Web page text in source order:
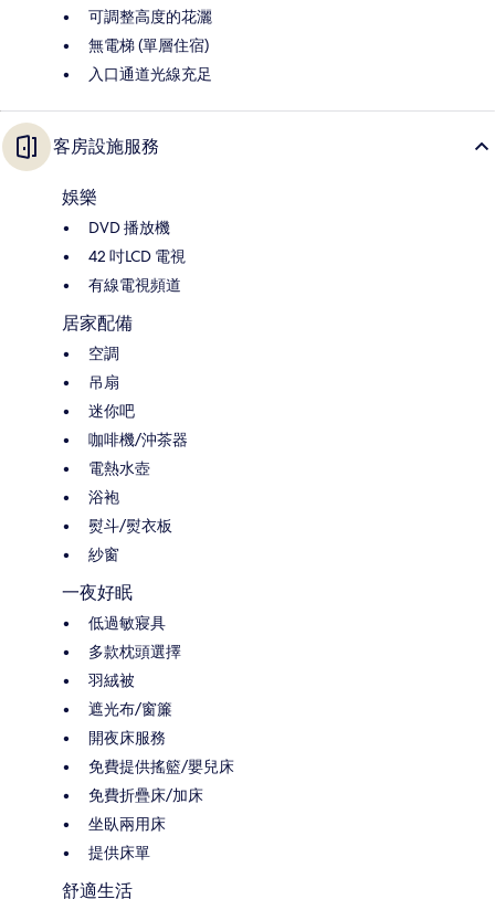
可調整高度的花灑
無電梯 (單層住宿)
入口通道光線充足
客房設施服務
娛樂
DVD 播放機
42 吋LCD 電視
有線電視頻道
居家配備
空調
吊扇
迷你吧
咖啡機/沖茶器
電熱水壺
浴袍
熨斗/熨衣板
紗窗
一夜好眠
低過敏寢具
多款枕頭選擇
羽絨被
遮光布/窗簾
開夜床服務
免費提供搖籃/嬰兒床
免費折疊床/加床
坐臥兩用床
提供床單
舒適生活